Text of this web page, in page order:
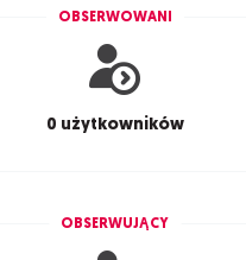
OBSERWOWANI
0 użytkowników
OBSERWUJĄCY